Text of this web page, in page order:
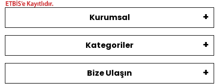
Kurumsal
Kategoriler
Bize Ulaşın